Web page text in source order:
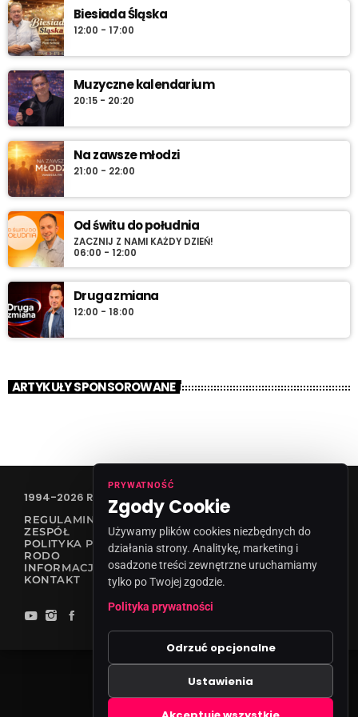
Biesiada Śląska
12:00 - 17:00
Muzyczne kalendarium
20:15 - 20:20
Na zawsze młodzi
21:00 - 22:00
Od świtu do południa
ZACZNIJ Z NAMI KAŻDY DZIEŃ!
06:00 - 12:00
Druga zmiana
12:00 - 18:00
ARTYKUŁY SPONSOROWANE
1994-2026 RADIO VANESSA SPÓŁKA Z O.O
REGULAMIN KONKURSÓW
ZESPÓŁ
POLITYKA PRYWATNOŚCI
RODO
INFORMACJA O NADAWCY
KONTAKT
PRYWATNOŚĆ
Zgody Cookie
Używamy plików cookies niezbędnych do
działania strony. Analitykę, marketing i
osadzone treści zewnętrzne uruchamiamy
tylko po Twojej zgodzie.
Polityka prywatności
Odrzuć opcjonalne
Ustawienia
Zgody cookies